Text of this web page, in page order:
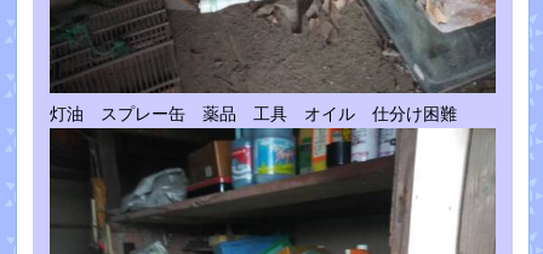
灯油 スプレー缶 薬品 工具 オイル 仕分け困難